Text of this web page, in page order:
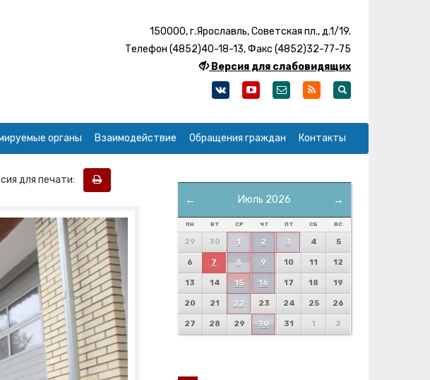
150000, г.Ярославль, Советская пл., д.1/19.
Телефон (4852)40-18-13, Факс (4852)32-77-75
Версия для слабовидящих
органы Взаимодействие Обращения граждан Контакты
для печати:
← →
Июль 2026
ПН ВТ СР ЧТ ПТ СБ ВС
29 30 1 2 3 4 5
6 7 8 9 10 11 12
13 14 15 16 17 18 19
20 21 22 23 24 25 26
27 28 29 30 31 1 2